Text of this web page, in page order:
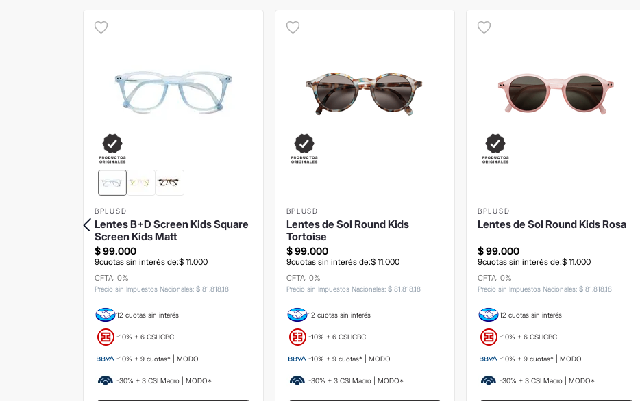
BPLUSD
Lentes B+D Screen Kids Square
Screen Kids Matt
$99.000
9cuotas sin interés de:$ 11.000
CFTA: 0%
Precio sin Impuestos Nacionales: $ 81 81818
12 cuotas sin interés
-10% + 6 CSI ICBC
-10% + 9 cuotas* | MODO
-30% + 3 CSI Macro | MODO*
BPLUSD
Lentes de Sol Round Kids
Tortoise
$ 99.000
9cuotas sin interés de:$ 11.000
CFTA: 0%
Precio sin Impuestos Nacionales: $ 81 818,18
12 cuotas sin interés
-10% + 6 CSI ICBC
-10% + 9 cuotas* | MODO
-30% + 3 CSI Macro | MODO*
BPLUSD
Lentes de Sol Round Kids Rosa
$99.000
9cuotas sin interés de:$ 11.000
CFTA: 0%
Precio sin Impuestos Nacionales: $ 81 81818
12 cuotas sin interés
-10% + 6 CSI ICBC
-10% + 9 cuotas* | MODO
-30% + 3 CSI Macro | MODO*